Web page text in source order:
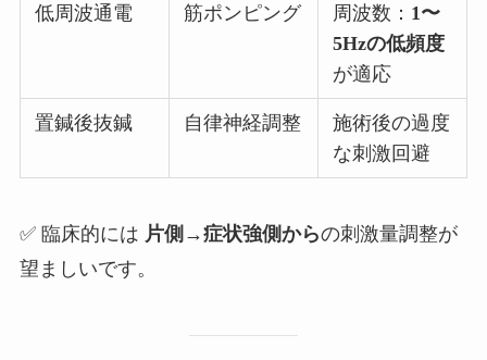
低周波通電 筋ポンピング 周波数： 1〜
5Hzの低頻度
が適応
置鍼後抜鍼 自律神経調整
施術後の過度
な刺激回避
✅ 臨床的には 片側→症状強側からの刺激量調整が
望ましいです。